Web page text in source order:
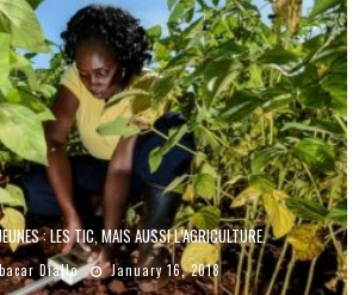
: LES TIC, MAIS AUSSI L’AGRICULTURE.
Diallo January 16, 2018